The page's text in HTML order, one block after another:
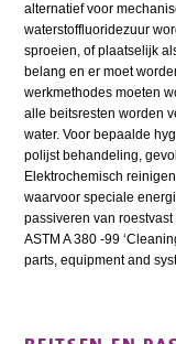
alternatief voor
waterstoffluoridezuur
sproeien, of plaatselijk
belang en er moet
werkmethodes moeten
alle beitsresten worden
water. Voor bepaalde
polijst behandeling,
Elektrochemisch
waarvoor speciale
passiveren van
ASTM A 380 -99
parts, equipment and